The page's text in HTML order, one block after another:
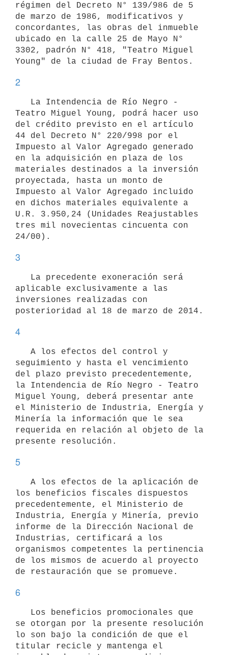
régimen del Decreto N° 139/986 de 5
de marzo de 1986, modificativos y
concordantes, las obras del inmueble
ubicado en la calle 25 de Mayo N°
3302, padrón N° 418, "Teatro Miguel
2
Teatro Miguel Young, podrá hacer uso
del crédito previsto en el artículo
44 del Decreto N° 220/998 por el
Impuesto al Valor Agregado generado
en la adquisición en plaza de los
materiales destinados a la inversión
proyectada, hasta un monto de
Impuesto al Valor Agregado incluido
en dichos materiales equivalente a
U.R. 3.950,24 (Unidades Reajustables
tres mil novecientas cincuenta con
3
aplicable exclusivamente a las
inversiones realizadas con
4
seguimiento y hasta el vencimiento
del plazo previsto precedentemente,
la Intendencia de Río Negro - Teatro
Miguel Young, deberá presentar ante
el Ministerio de Industria, Energía y
Minería la información que le sea
requerida en relación al objeto de la
5
los beneficios fiscales dispuestos
precedentemente, el Ministerio de
Industria, Energía y Minería, previo
informe de la Dirección Nacional de
Industrias, certificará a los
organismos competentes la pertinencia
de los mismos de acuerdo al proyecto
6
se otorgan por la presente resolución
lo son bajo la condición de que el
titular recicle y mantenga el